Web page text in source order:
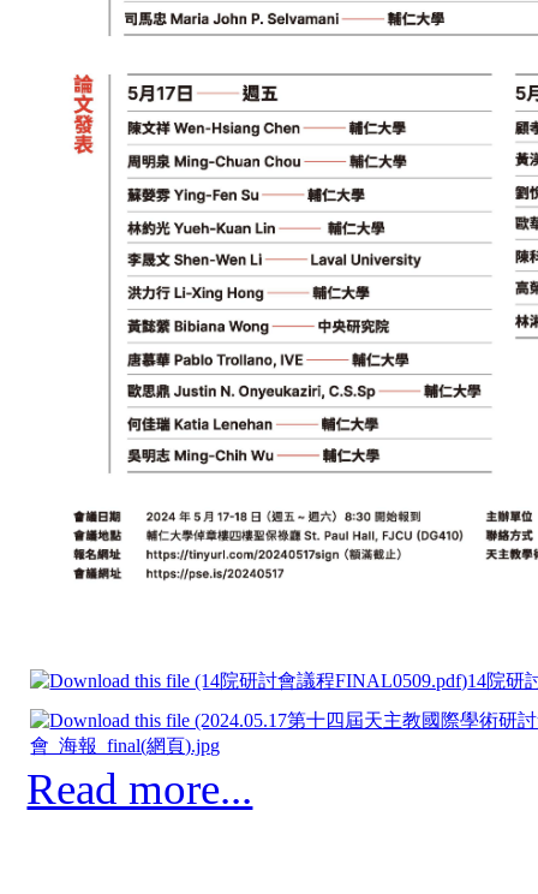
14院研
會_海報_final(網頁).jpg
Read more...